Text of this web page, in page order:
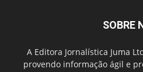
SOBRE
A Editora Jornalística Juma
provendo informação ágil e